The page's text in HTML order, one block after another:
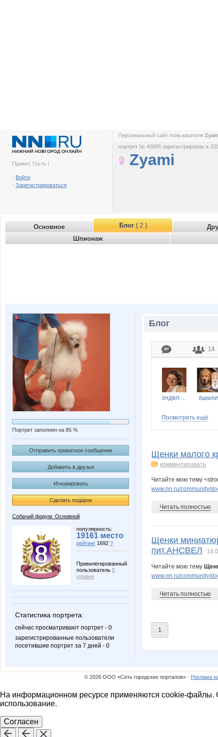
Привет, Гость !
- Войти
- Зарегистрироваться
Персональный сайт пользователя
портрет № 46885 зарегистрирован в
Zyami
Основное Блог( 2 )
Шпионаж
Портрет заполнен на 85 %
Отправить приватное сообщение
Добавить в друзья
Игнорировать
Сделать подарок
Собачий форум: Основной
популярность:
19161 место
рейтинг 1692 ?
Привилегированный
пользователь 8
уровня
Статистика портрета:
сейчас просматривают портрет - 0
зарегистрированные пользователи
посетившие портрет за 7 дней - 0
Блог
14
Посмотреть ещё
Щенки малого
комментировать
Читайте мою тему
www.nn.ru/community/
Читать полностью
Щенки
пит.АНСВЕЛ
Читайте мою тему
www.nn.ru/community/
Читать полностью
1
© 2026 ООО «Сеть городских порталов» · Реклама
На информационном ресурсе применяются cookie-файлы.
использование.
Согласен